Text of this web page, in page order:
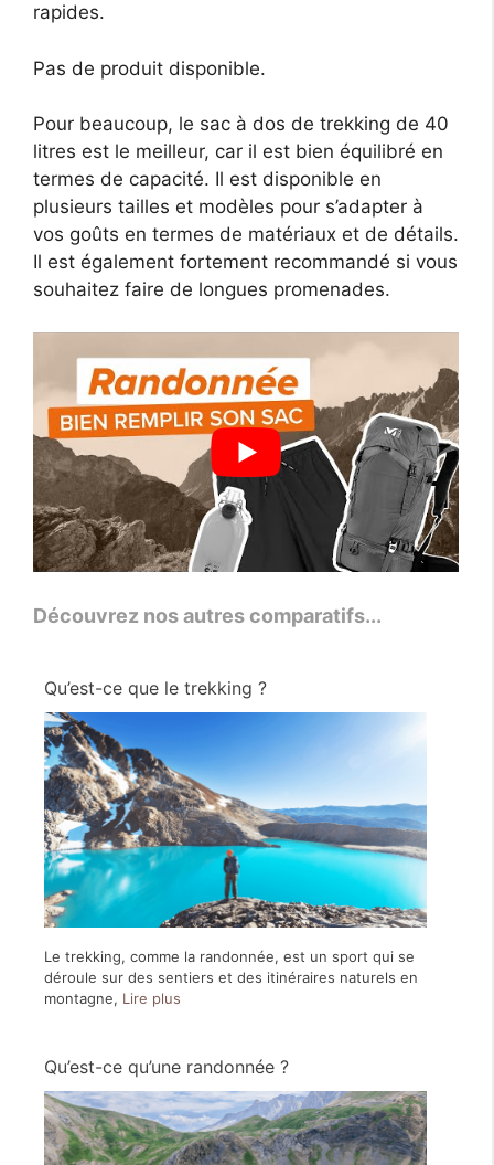
rapides.
Pas de produit disponible.
Pour beaucoup, le sac à dos de trekking de 40
litres est le meilleur, car il est bien équilibré en
termes de capacité. Il est disponible en
plusieurs tailles et modèles pour s’adapter à
vos goûts en termes de matériaux et de détails.
Il est également fortement recommandé si vous
souhaitez faire de longues promenades.
Découvrez nos autres comparatifs...
Qu’est-ce que le trekking ?
Le trekking, comme la randonnée, est un sport qui se
déroule sur des sentiers et des itinéraires naturels en
montagne, Lire plus
Qu’est-ce qu’une randonnée ?